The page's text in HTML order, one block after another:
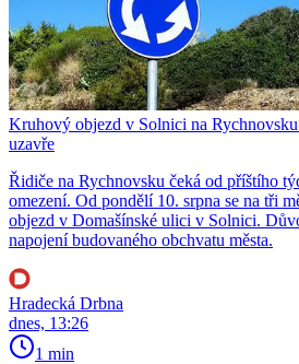
Kruhový objezd v Solnici na Rychnovsku
uzavře
Řidiče na Rychnovsku čeká od příštího
omezení. Od pondělí 10. srpna se na tři
objezd v Domašínské ulici v Solnici.
napojení budovaného obchvatu města.
Hradecká Drbna
dnes, 13:26
1 min